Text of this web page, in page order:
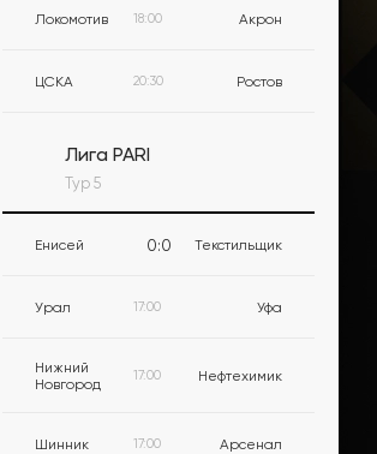
Локомотив 18:00 Акрон
ЦСКА 20:30 Ростов
Лига PARI
Тур 5
Енисей 0:0 Текстильщик
Урал 17:00 Уфа
Нижний
Новгород
17:00 Нефтехимик
Шинник 17:00 Арсенал